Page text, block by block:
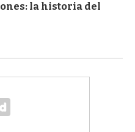
la historia del